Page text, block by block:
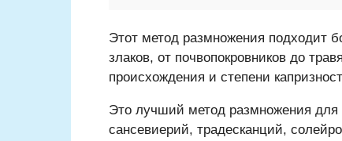
Этот метод размножения подходит
злаков, от почвопокровников до
происхождения и степени
Это лучший метод размножения
сансевиерий, традесканций,